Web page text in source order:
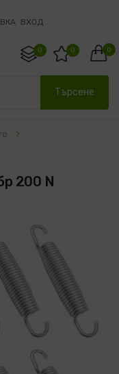
ВХОД
0
0 0
Търсене
200 N